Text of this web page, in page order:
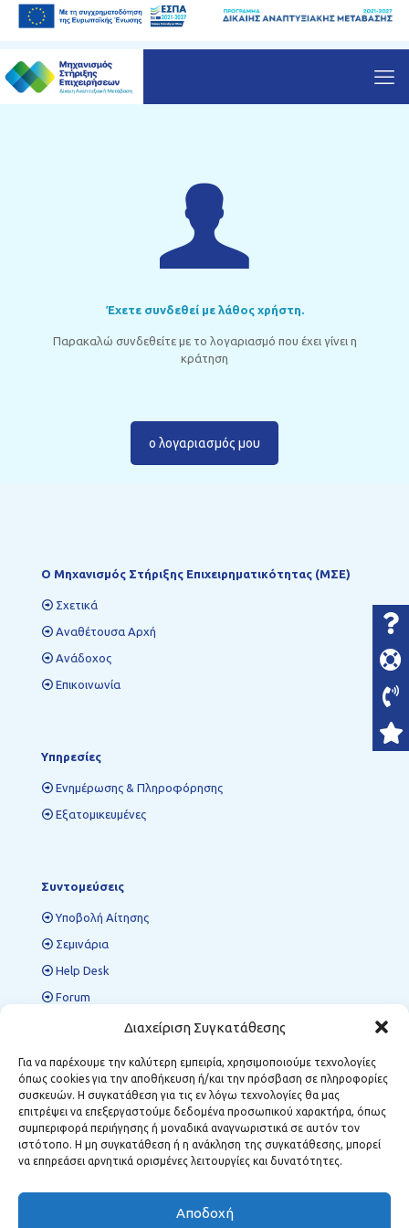
Διαχείριση Συγκατάθεσης
Για να παρέχουμε την καλύτερη εμπειρία, χρησιμοποιούμε τεχνολογίες
όπως cookies για την αποθήκευση ή/και την πρόσβαση σε πληροφορίες
συσκευών. Η συγκατάθεση για τις εν λόγω τεχνολογίες θα μας
επιτρέψει να επεξεργαστούμε δεδομένα προσωπικού χαρακτήρα, όπως
συμπεριφορά περιήγησης ή μοναδικά αναγνωριστικά σε αυτόν τον
ιστότοπο. Η μη συγκατάθεση ή η ανάκληση της συγκατάθεσης, μπορεί
να επηρεάσει αρνητικά ορισμένες λειτουργίες και δυνατότητες.
Αποδοχή
Έχετε συνδεθεί με λάθος χρήστη.
Παρακαλώ συνδεθείτε με το λογαριασμό που έχει γίνει η
κράτηση
ο λογαριασμός μου
Ο Mηχανισμός Στήριξης Επιχειρηματικότητας (ΜΣΕ)
Σχετικά
Αναθέτουσα Αρχή
Ανάδοχος
Επικοινωνία
Υπηρεσίες
Ενημέρωσης & Πληροφόρησης
Εξατομικευμένες
Συντομεύσεις
Υποβολή Αίτησης
Σεμινάρια
Help Desk
Forum
Περιφερειακές Δομές ΜΣΕ
Κοζάνη: Κωστή Παλαμά 12, Τ.Κ. 501 00
Φλώρινα: Δημάρχου Αναστασίου Σούλα 1, Τ.Κ. 531 00